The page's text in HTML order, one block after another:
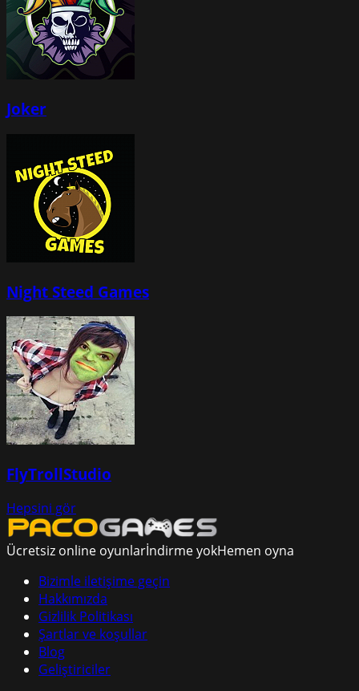
Joker
Night Steed Games
FlyTrollStudio
Hepsini gör
Ücretsiz online oyunlarİndirme yokHemen oyna
Bizimle iletişime geçin
Hakkımızda
Gizlilik Politikası
Şartlar ve koşullar
Blog
Geliştiriciler